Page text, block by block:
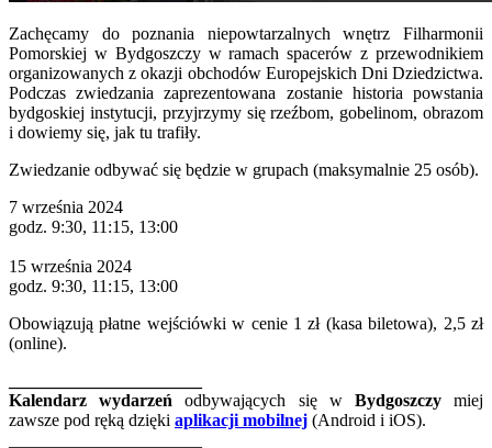
Zachęcamy do poznania niepowtarzalnych wnętrz Filharmonii
Pomorskiej w Bydgoszczy w ramach spacerów z przewodnikiem
organizowanych z okazji obchodów Europejskich Dni Dziedzictwa.
Podczas zwiedzania zaprezentowana zostanie historia powstania
bydgoskiej instytucji, przyjrzymy się rzeźbom, gobelinom, obrazom
i dowiemy się, jak tu trafiły.
Zwiedzanie odbywać się będzie w grupach (maksymalnie 25 osób).
7 września 2024
godz. 9:30, 11:15, 13:00
15 września 2024
godz. 9:30, 11:15, 13:00
Obowiązują płatne wejściówki w cenie 1 zł (kasa biletowa), 2,5 zł
(online).
Kalendarz wydarzeń odbywających się w Bydgoszczymiej
zawsze pod ręką dzięki aplikacji mobilnej (Android i iOS).